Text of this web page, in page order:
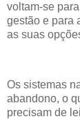
voltam-se
gestão e para
as suas
Os sistemas
abandono, o
precisam de